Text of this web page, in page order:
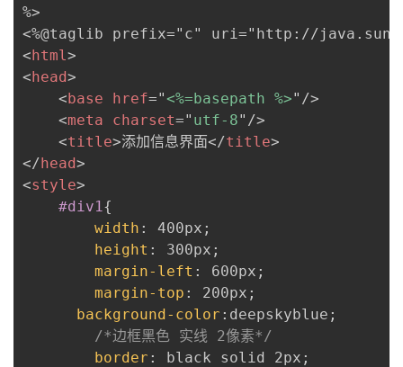
%>
<html>
<head>
<base href="<%=basepath %>" />
<meta charset=" utf-8" />
<title>添加信息界面</title>
</head>
<style>
#div1{
width : 400px ;
height : 300px ;
margin-left : 600px ;
margin-top : 200px ;
background-color : deepskyblue ;
/*边框黑色 实线 2像素*/
border : black solid 2px ;